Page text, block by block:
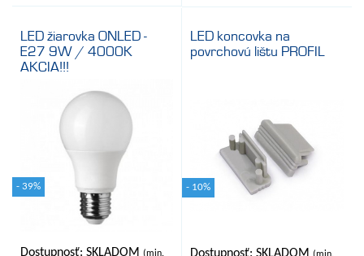
LED žiarovka ONLED -
E27 9W / 4000K
AKCIA!!!
- 39%
Dostupnosť: SKLADOM (min.
LED koncovka na
povrchovú lištu PROFIL
- 10%